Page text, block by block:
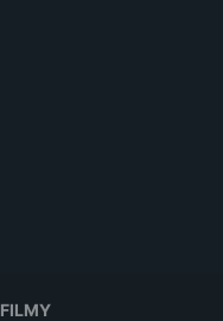
FILMY